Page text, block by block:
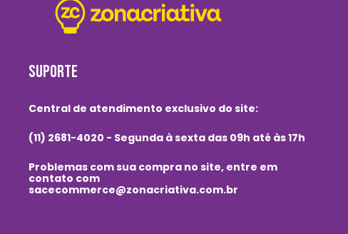
SUPORTE
Central de atendimento exclusivo do site:
(11) 2681-4020 - Segunda à sexta das 09h até às 17h
Problemas com sua compra no site, entre em
contato com
sacecommerce@zonacriativa.com.br